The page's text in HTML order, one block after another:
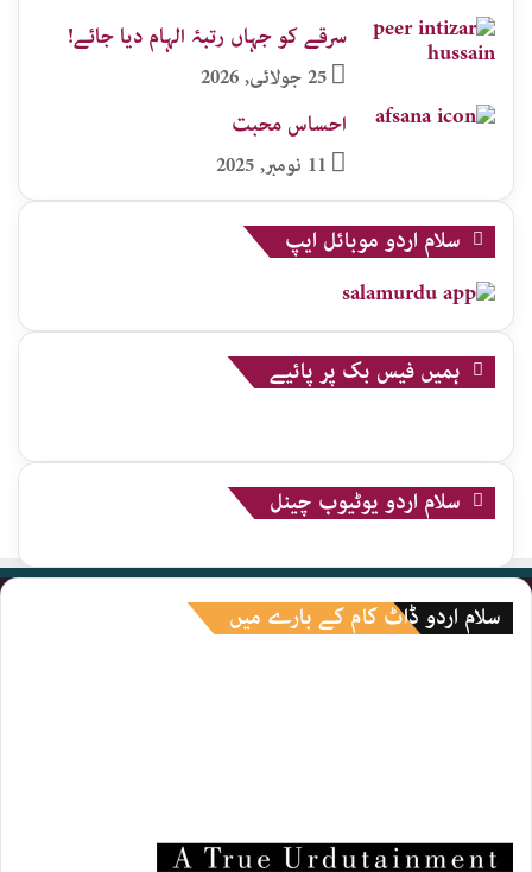
سرقے کو جہاں رتبۂ الہام دیا جائے!
25 جولائی, 2026
احساس محبت
11 نومبر, 2025
سلام اردو موبائل ایپ
ہمیں فیس بک پر پائیے
سلام اردو یوٹیوب چینل
سلام اردو ڈاٹ کام کے بارے میں